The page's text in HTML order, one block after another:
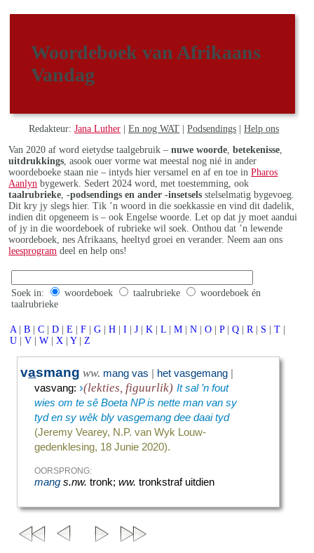
Woordeboek van Afrikaans
Vandag
Redakteur:Jana Luther |En nog WAT |Podsendings |Help ons
Van 2020 af word eietydse taalgebruik –nuwe woorde ,betekenisse
uitdrukkings , asook ouer vorme wat meestal nog nié in ander
woordeboeke staan nie – intyds hier versamel en af en toe inPharos
Aanlyn bygewerk. Sedert 2024 word, met toestemming, ook
taalrubrieke ,-podsendings en ander -insetsels stelselmatig bygevoeg.
Dit kry jy slegs hier. Tik ’n woord in die soekkassie en vind dit dadelik,
indien dit opgeneem is – ook Engelse woorde. Let op dat jy moet aandui
of jy in die woordeboek of rubrieke wil soek. Onthou dat ’n lewende
woordeboek, nes Afrikaans, heeltyd groei en verander. Neem aan ons
leesprogram deel en help ons!
Soek in: woordeboek taalrubrieke
woordeboek én
taalrubrieke
A | B | C | D | E | F | G | H | I | J | K | L | M | N | O | P | Q | R | S | T |
U | V | W | X | Y | Z
vasmang ww. mang vas | het vasgemang |
vasvang:›(lekties, figuurlik) It sal ’n fout
wies om te sê Boeta NP is nette man van sy
tyd en sy wêk bly vasgemang dee daai tyd
(Jeremy Vearey, N.P. van Wyk Louw-
gedenklesing, 18 Junie 2020).
OORSPRONG:
mang s.nw. tronk;ww. tronkstraf uitdien